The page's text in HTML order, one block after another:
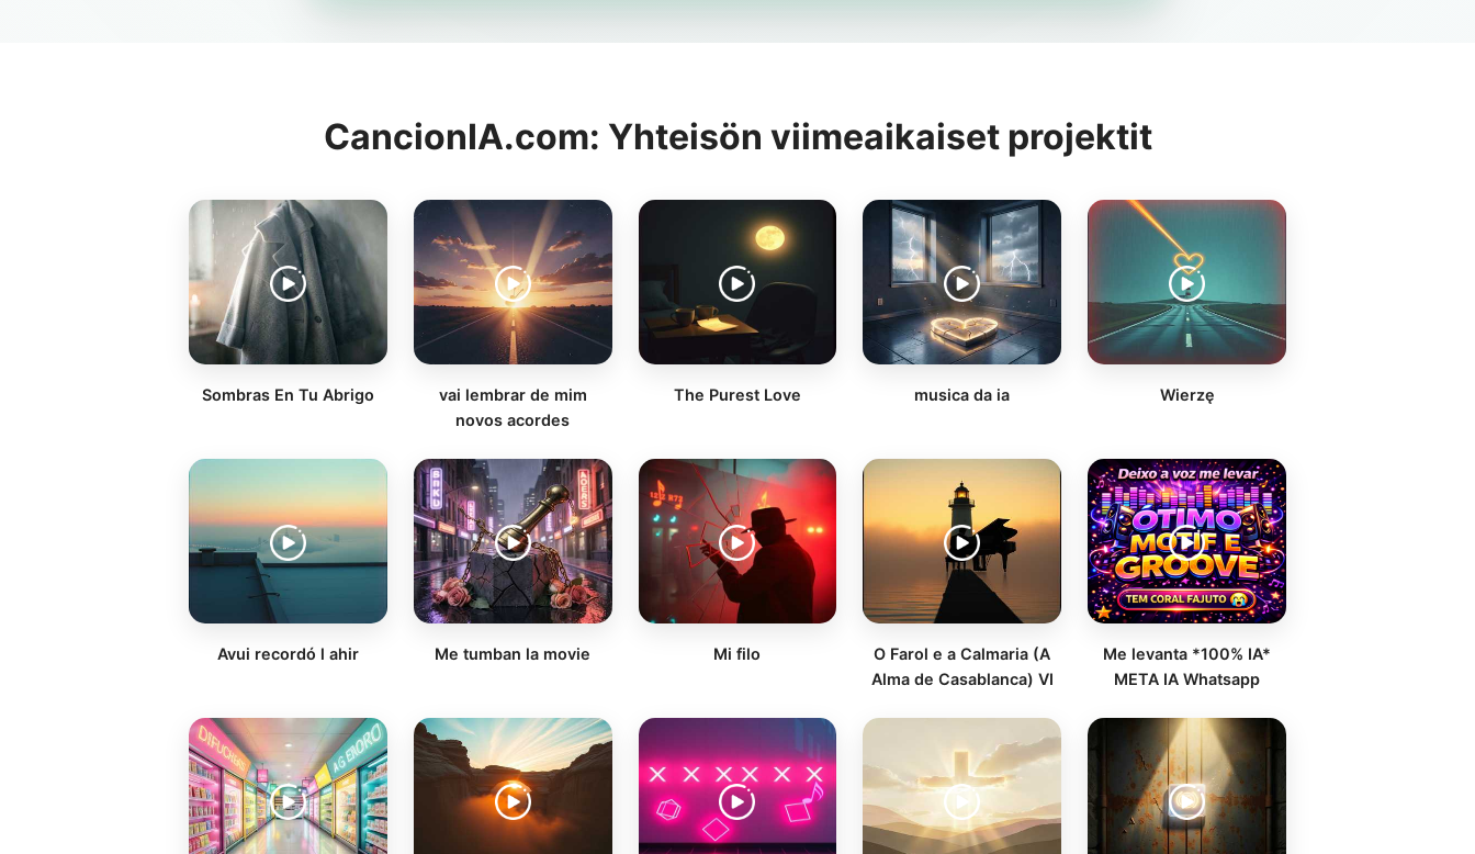
CancionIA.com: Yhteisön viimeaikaiset projektit
Sombras En Tu Abrigo
vai lembrar de mim
novos acordes
The Purest Love musica da ia Wierzę
Avui recordó l ahir Me tumban la movie Mi filo
O Farol e a Calmaria (A
Alma de Casablanca) VI
Me levanta *100% IA*
META IA Whatsapp